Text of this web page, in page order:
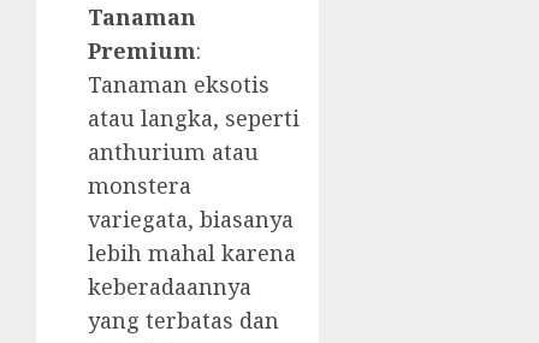
Tanaman
Premium:
Tanaman eksotis
atau langka, seperti
anthurium atau
monstera
variegata, biasanya
lebih mahal karena
keberadaannya
yang terbatas dan